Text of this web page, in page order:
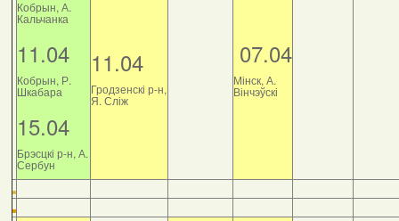
Кобрын, А.
Кальчанка
11.04
Кобрын, Р.
Шкабара
15.04
Брэсцкі р-н, А.
Сербун
11.04
Гродзенскі р-н,
Я. Сліж
07.04
Мінск, А.
Вінчэўскі